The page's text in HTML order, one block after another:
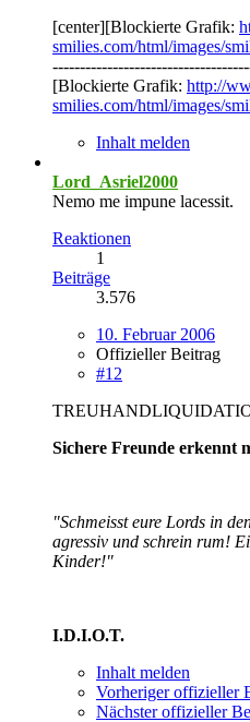
[center][Blockierte Grafik:
smilies.com/html/images/
[Blockierte Grafik: http://
smilies.com/html/images/
Inhalt melden
Lord_Asriel2000
Nemo me impune lacessit.
Reaktionen
1
Beiträge
3.576
10. Februar 2006
Offizieller Beitrag
#12
Sichere Freunde erkennt
"Schmeisst eure Lords in
agressiv und schrein rum!
Kinder!"
I.D.I.O.T.
Inhalt melden
Vorheriger offizieller
Nächster offizieller